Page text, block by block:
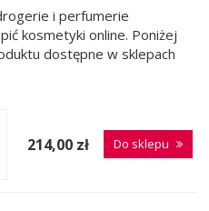
i perfumerie
kosmetyki online. Poniżej
dostępne w sklepach
214,00 zł Do sklepu